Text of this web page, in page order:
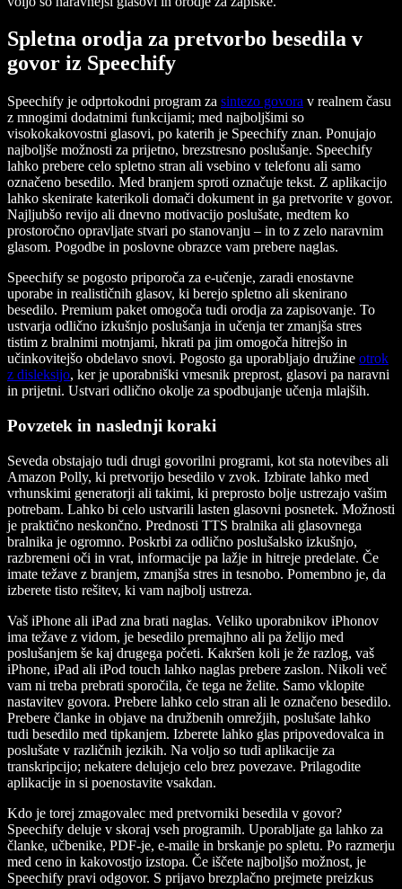
Spletna orodja za pretvorbo besedila v
govor iz Speechify
Speechify je odprtokodni program za sintezo govora v realnem času
z mnogimi dodatnimi funkcijami; med najboljšimi so
visokokakovostni glasovi, po katerih je Speechify znan. Ponujajo
najboljše možnosti za prijetno, brezstresno poslušanje. Speechify
lahko prebere celo spletno stran ali vsebino v telefonu ali samo
označeno besedilo. Med branjem sproti označuje tekst. Z aplikacijo
lahko skenirate katerikoli domači dokument in ga pretvorite v govor.
Najljubšo revijo ali dnevno motivacijo poslušate, medtem ko
prostoročno opravljate stvari po stanovanju – in to z zelo naravnim
glasom. Pogodbe in poslovne obrazce vam prebere naglas.
Speechify se pogosto priporoča za e-učenje, zaradi enostavne
uporabe in realističnih glasov, ki berejo spletno ali skenirano
besedilo. Premium paket omogoča tudi orodja za zapisovanje. To
ustvarja odlično izkušnjo poslušanja in učenja ter zmanjša stres
tistim z bralnimi motnjami, hkrati pa jim omogoča hitrejšo in
učinkovitejšo obdelavo snovi. Pogosto ga uporabljajo družine otrok
z disleksijo, ker je uporabniški vmesnik preprost, glasovi pa naravni
in prijetni. Ustvari odlično okolje za spodbujanje učenja mlajših.
Povzetek in naslednji koraki
Seveda obstajajo tudi drugi govorilni programi, kot sta notevibes ali
Amazon Polly, ki pretvorijo besedilo v zvok. Izbirate lahko med
vrhunskimi generatorji ali takimi, ki preprosto bolje ustrezajo vašim
potrebam. Lahko bi celo ustvarili lasten glasovni posnetek. Možnosti
je praktično neskončno. Prednosti TTS bralnika ali glasovnega
bralnika je ogromno. Poskrbi za odlično poslušalsko izkušnjo,
razbremeni oči in vrat, informacije pa lažje in hitreje predelate. Če
imate težave z branjem, zmanjša stres in tesnobo. Pomembno je, da
izberete tisto rešitev, ki vam najbolj ustreza.
Vaš iPhone ali iPad zna brati naglas. Veliko uporabnikov iPhonov
ima težave z vidom, je besedilo premajhno ali pa želijo med
poslušanjem še kaj drugega početi. Kakršen koli je že razlog, vaš
iPhone, iPad ali iPod touch lahko naglas prebere zaslon. Nikoli več
vam ni treba prebrati sporočila, če tega ne želite. Samo vklopite
nastavitev govora. Prebere lahko celo stran ali le označeno besedilo.
Prebere članke in objave na družbenih omrežjih, poslušate lahko
tudi besedilo med tipkanjem. Izberete lahko glas pripovedovalca in
poslušate v različnih jezikih. Na voljo so tudi aplikacije za
transkripcijo; nekatere delujejo celo brez povezave. Prilagodite
aplikacije in si poenostavite vsakdan.
Kdo je torej zmagovalec med pretvorniki besedila v govor?
Speechify deluje v skoraj vseh programih. Uporabljate ga lahko za
članke, učbenike, PDF-je, e-maile in brskanje po spletu. Po razmerju
med ceno in kakovostjo izstopa. Če iščete najboljšo možnost, je
Speechify pravi odgovor. S prijavo brezplačno prejmete preizkus